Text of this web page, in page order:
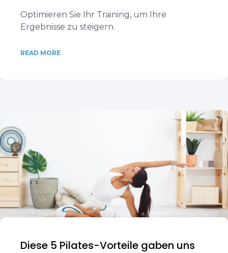
Optimieren Sie Ihr Training, um Ihre
Ergebnisse zu steigern.
READ MORE
Diese 5 Pilates-Vorteile gaben uns